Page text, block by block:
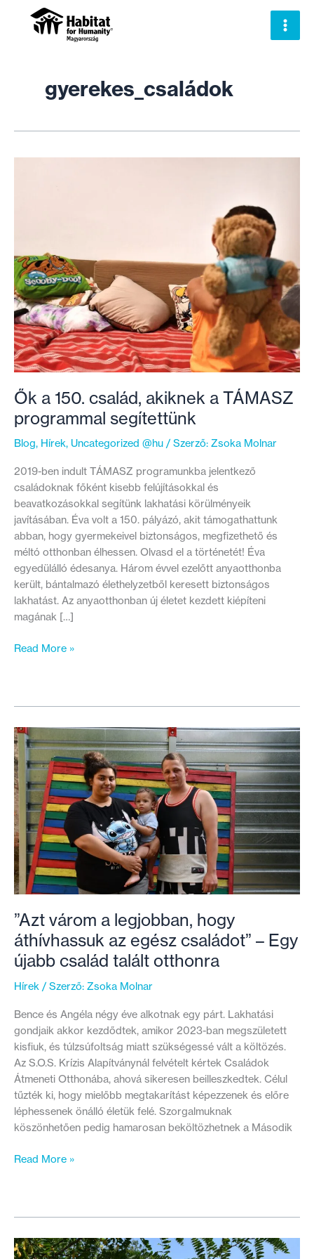
gyerekes_családok
Ők a 150. család, akiknek a TÁMASZ
programmal segítettünk
Blog, Hírek, Uncategorized @hu / Szerző: Zsoka Molnar
2019-ben indult TÁMASZ programunkba jelentkező
családoknak főként kisebb felújításokkal és
beavatkozásokkal segítünk lakhatási körülményeik
javításában. Éva volt a 150. pályázó, akit támogathattunk
abban, hogy gyermekeivel biztonságos, megfizethető és
méltó otthonban élhessen. Olvasd el a történetét! Éva
egyedülálló édesanya. Három évvel ezelőtt anyaotthonba
került, bántalmazó élethelyzetből keresett biztonságos
lakhatást. Az anyaotthonban új életet kezdett kiépíteni
magának […]
Ők
a
TÁMASZ
programmal
segítettünk
Read More »
”Azt várom a legjobban, hogy
áthívhassuk az egész családot” – Egy
újabb család talált otthonra
Hírek / Szerző: Zsoka Molnar
Bence és Angéla négy éve alkotnak egy párt. Lakhatási
gondjaik akkor kezdődtek, amikor 2023-ban megszületett
kisfiuk, és túlzsúfoltság miatt szükségessé vált a költözés.
Az S.O.S. Krízis Alapítványnál felvételt kértek Családok
Átmeneti Otthonába, ahová sikeresen beilleszkedtek. Célul
tűzték ki, hogy mielőbb megtakarítást képezzenek és előre
léphessenek önálló életük felé. Szorgalmuknak
köszönhetően pedig hamarosan beköltözhetnek a Második
”Azt
áthívhassuk
az
Read More »